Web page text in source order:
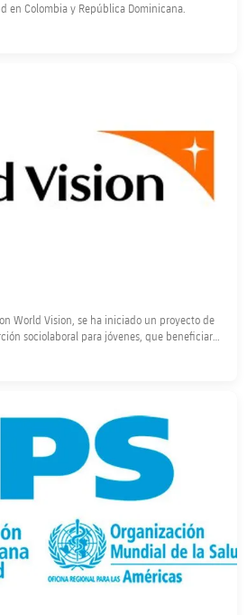
en Colombia y República Dominicana.
World Vision, se ha iniciado un proyecto de
sociolaboral para jóvenes, que beneficiará